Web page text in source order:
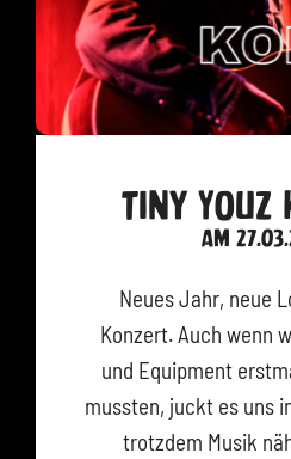
Tiny Youz
am
Neues Jahr, neue
Konzert. Auch wenn
und Equipment
mussten, juckt es uns
trotzdem Musik